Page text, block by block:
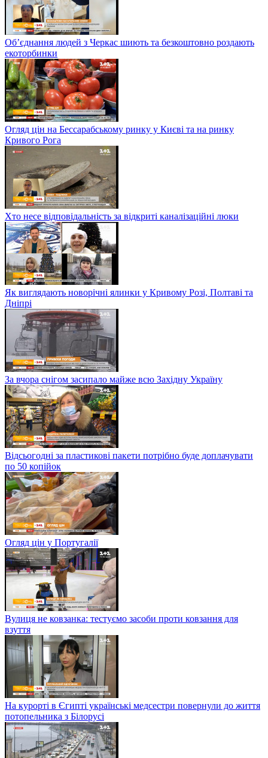
Об’єднання людей з Черкас шиють та безкоштовно роздають
екоторбинки
Огляд цін на Бессарабському ринку у Києві та на ринку
Кривого Рога
Хто несе відповідальність за відкриті каналізаційні люки
Як виглядають новорічні ялинки у Кривому Розі, Полтаві та
Дніпрі
За вчора снігом засипало майже всю Західну Україну
Відсьогодні за пластикові пакети потрібно буде доплачувати
по 50 копійок
Огляд цін у Португалії
Вулиця не ковзанка: тестуємо засоби проти ковзання для
взуття
На курорті в Єгипті українські медсестри повернули до життя
потопельника з Білорусі